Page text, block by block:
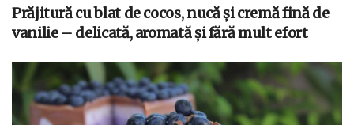
Prăjitură cu blat de cocos, nucă și cremă fină de
vanilie – delicată, aromată și fără mult efort